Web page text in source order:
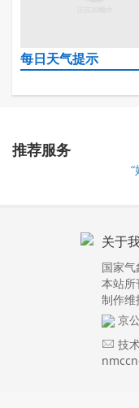
每日天气提示
推荐服务
关于
国家
本站所
制作维
京
技